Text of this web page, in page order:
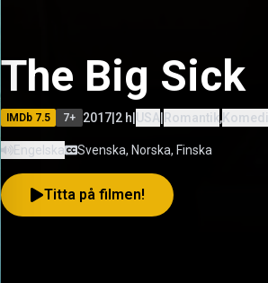
The Big Sick
IMDb 7.5 7+ 2017| 2 h USA| Romantik,Komedi
Engelska Svenska, Norska, Finska
Titta på filmen!